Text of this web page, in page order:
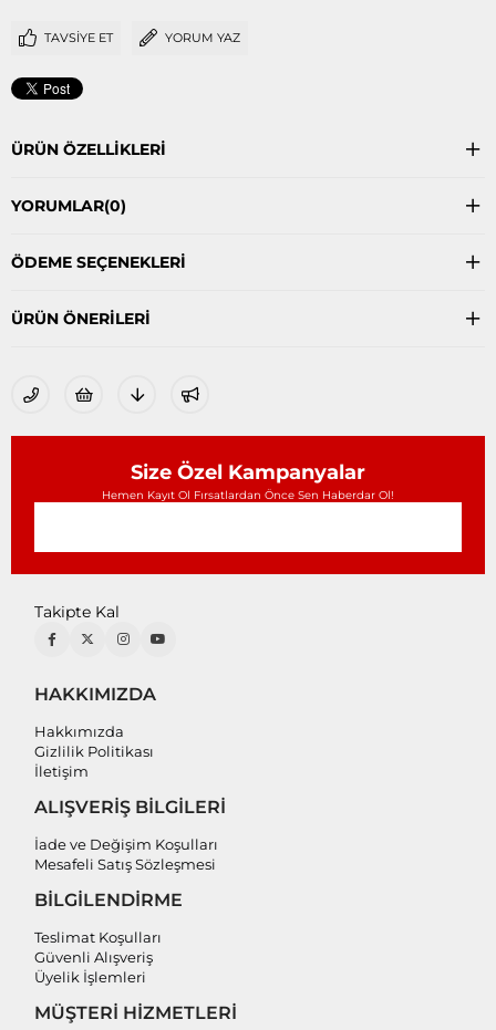
TAVSIYE ET YORUM YAZ
ÜRÜN ÖZELLIKLERI
YORUMLAR(0)
ÖDEME SEÇENEKLERI
ÜRÜN ÖNERILERI
Size Özel Kampanyalar
Hemen Kayıt Ol Fırsatlardan Önce Sen Haberdar Ol!
Takipte Kal
HAKKIMIZDA
Hakkımızda
Gizlilik Politikası
İletişim
ALIŞVERİŞ BİLGİLERİ
İade ve Değişim Koşulları
Mesafeli Satış Sözleşmesi
BİLGİLENDİRME
Teslimat Koşulları
Güvenli Alışveriş
Üyelik İşlemleri
MÜŞTERİ HİZMETLERİ